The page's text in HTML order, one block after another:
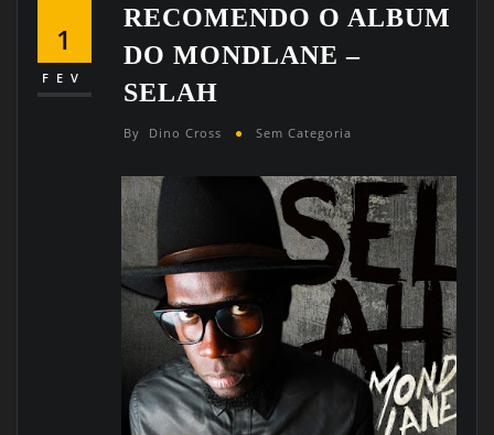
1
FEV
RECOMENDO O ALBUM
DO MONDLANE –
SELAH
By Dino Cross Sem Categoria